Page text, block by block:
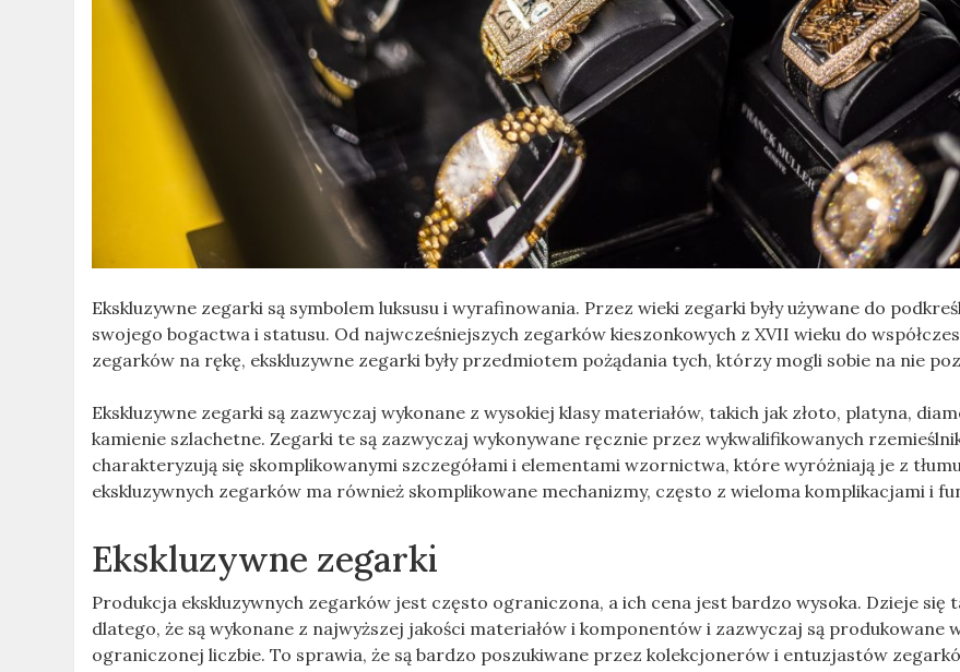
Ekskluzywne zegarki są symbolem luksusu i wyrafinowania. Przez wieki zegarki były używane do
swojego bogactwa i statusu. Od najwcześniejszych zegarków kieszonkowych z XVII wieku do
zegarków na rękę, ekskluzywne zegarki były przedmiotem pożądania tych, którzy mogli sobie na nie
Ekskluzywne zegarki są zazwyczaj wykonane z wysokiej klasy materiałów, takich jak złoto, platyna,
kamienie szlachetne. Zegarki te są zazwyczaj wykonywane ręcznie przez wykwalifikowanych
charakteryzują się skomplikowanymi szczegółami i elementami wzornictwa, które wyróżniają je z
ekskluzywnych zegarków ma również skomplikowane mechanizmy, często z wieloma komplikacjami i
Ekskluzywne zegarki
Produkcja ekskluzywnych zegarków jest często ograniczona, a ich cena jest bardzo wysoka. Dzieje się
dlatego, że są wykonane z najwyższej jakości materiałów i komponentów i zazwyczaj są produkowane
ograniczonej liczbie. To sprawia, że są bardzo poszukiwane przez kolekcjonerów i entuzjastów